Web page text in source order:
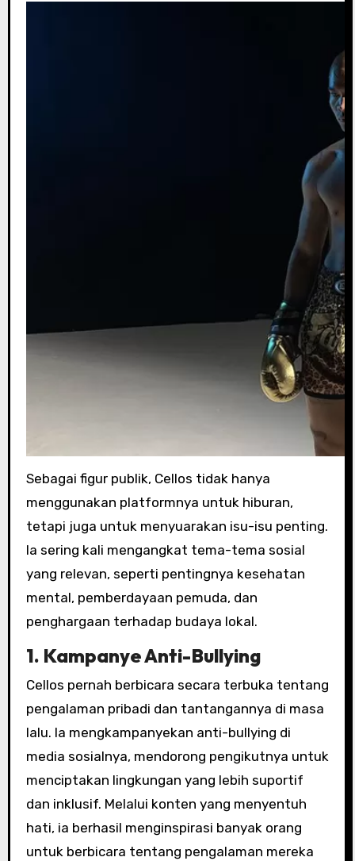
Sebagai figur publik, Cellos tidak hanya
menggunakan platformnya untuk hiburan,
tetapi juga untuk menyuarakan isu-isu penting.
Ia sering kali mengangkat tema-tema sosial
yang relevan, seperti pentingnya kesehatan
mental, pemberdayaan pemuda, dan
penghargaan terhadap budaya lokal.
1. Kampanye Anti-Bullying
Cellos pernah berbicara secara terbuka tentang
pengalaman pribadi dan tantangannya di masa
lalu. Ia mengkampanyekan anti-bullying di
media sosialnya, mendorong pengikutnya untuk
menciptakan lingkungan yang lebih suportif
dan inklusif. Melalui konten yang menyentuh
hati, ia berhasil menginspirasi banyak orang
untuk berbicara tentang pengalaman mereka